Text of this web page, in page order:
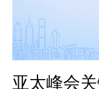
亚太峰会